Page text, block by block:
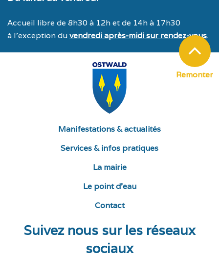
Accueil libre de 8h30 à 12h et de 14h à 17h30
à l’exception duvendredi après-midi sur rendez-vous.
Remonter
Manifestations & actualités
Services & infos pratiques
La mairie
Le point d’eau
Contact
Suivez nous sur les réseaux
sociaux